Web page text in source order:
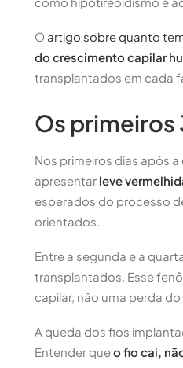
O artigo sobre quanto
do crescimento capilar
transplantados em cada
Os
Nos primeiros dias após
apresentar leve
esperados do processo
orientados.
Entre a segunda e a
transplantados. Esse
capilar, não uma perda
A queda dos fios
Entender queo fio cai,